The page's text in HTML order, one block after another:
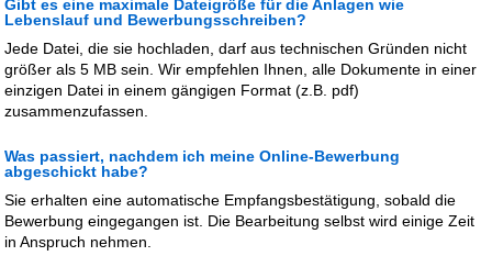
Gibt es eine maximale Dateigröße für die Anlagen wie
Lebenslauf und Bewerbungsschreiben?
Jede Datei, die sie hochladen, darf aus technischen Gründen nicht
größer als 5 MB sein. Wir empfehlen Ihnen, alle Dokumente in einer
einzigen Datei in einem gängigen Format (z.B. pdf)
zusammenzufassen.
Was passiert, nachdem ich meine Online-Bewerbung
abgeschickt habe?
Sie erhalten eine automatische Empfangsbestätigung, sobald die
Bewerbung eingegangen ist. Die Bearbeitung selbst wird einige Zeit
in Anspruch nehmen.